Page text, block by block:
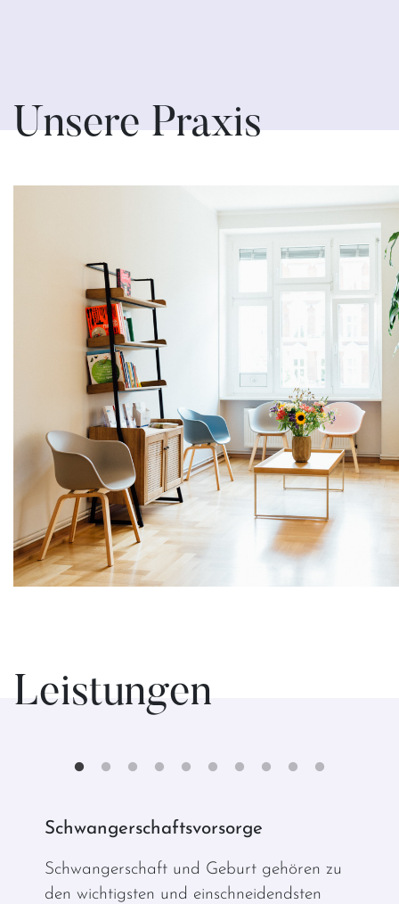
Unsere Praxis
Leistungen
Schwangerschaftsvorsorge
Schwangerschaft und Geburt gehören zu
den wichtigsten und einschneidendsten